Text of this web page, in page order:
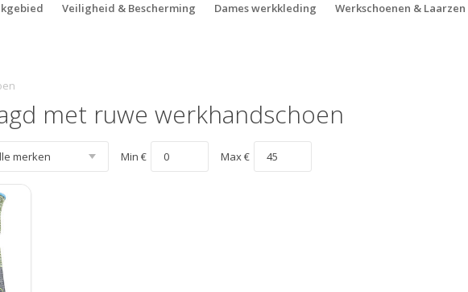
Veiligheid & Bescherming Dames werkkleding Werkschoenen & Laarzen
met ruwe werkhandschoen
Min € Max €